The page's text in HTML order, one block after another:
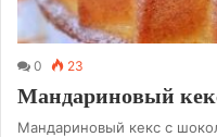
0 23
Мандариновый
Мандариновый кекс с